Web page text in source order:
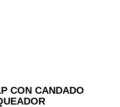
CON CANDADO